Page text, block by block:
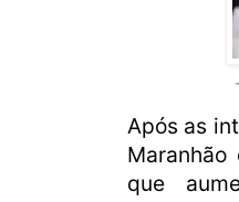
Após as
que